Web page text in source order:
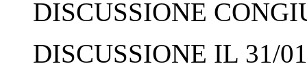
DISCUSSIONE
DISCUSSIONE IL 31/